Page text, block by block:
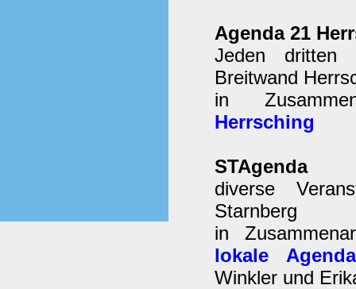
Agenda 21
Jeden dritten
Breitwand
in
Herrsching
STAgenda
diverse
Starnberg
in
lokale
Winkler und